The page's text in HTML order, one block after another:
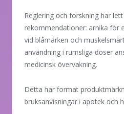
Reglering och forskning har
rekommendationer: arnika för
vid blåmärken och
användning i rumsliga doser
medicinsk övervakning.
Detta har format
bruksanvisningar i apotek och